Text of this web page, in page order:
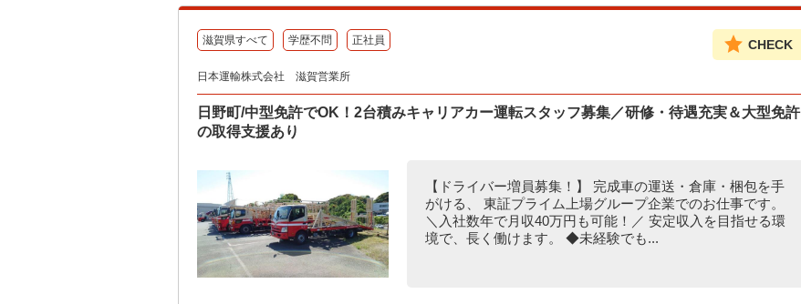
滋賀県すべて 学歴不問 正社員 CHECK
日本運輸株式会社 滋賀営業所
日野町/中型免許でOK！2台積みキャリアカー運転スタッフ募集／研修・待遇充実＆大型免許
の取得支援あり
【ドライバー増員募集！】 完成車の運送・倉庫・梱包を手
がける、 東証プライム上場グループ企業でのお仕事です。
＼入社数年で月収40万円も可能！／ 安定収入を目指せる環
境で、長く働けます。 ◆未経験でも...